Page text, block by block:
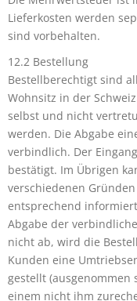
Lieferkosten werden
sind vorbehalten.
12.2 Bestellung
Bestellberechtigt sind
Wohnsitz in der
selbst und nicht
werden. Die Abgabe
verbindlich. Der
bestätigt. Im Übrigen
verschiedenen
entsprechend
Abgabe der
nicht ab, wird die
Kunden eine
gestellt (ausgenommen
einem nicht ihm